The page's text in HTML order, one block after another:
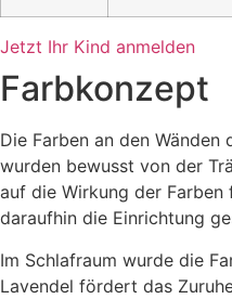
Jetzt Ihr Kind anmelden
Farbkonzept
Die Farben an den
wurden bewusst von der
auf die Wirkung der Farben
daraufhin die Einrichtung
Im Schlafraum wurde die
Lavendel fördert das